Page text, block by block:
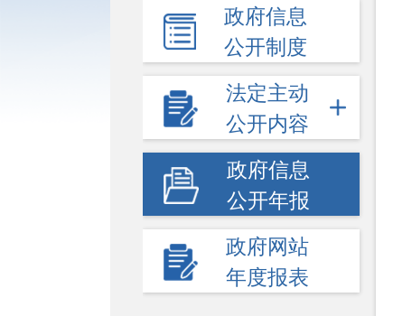
政府信息
公开制度
法定主动
公开内容
政府信息
公开年报
政府网站
年度报表